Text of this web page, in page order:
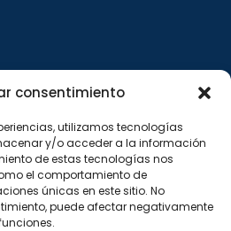
consentimiento
utilizamos tecnologías
y/o acceder a la información
de estas tecnologías nos
el comportamiento de
únicas en este sitio. No
puede afectar negativamente